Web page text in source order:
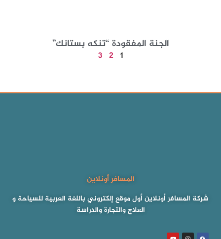
الجنة المفقودة “تنكه بستانك”
1
2
3
المسافر أونلاين
شركة المسافر أونلاين أول موقع إلكتروني باللغة العربية للسياحة و
العلاج والتجارة والدراسة